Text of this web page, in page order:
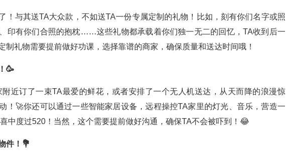
！与其送TA大众款，不如送TA一份专属定制的礼物！比如，刻有你们名字或照
印有你们合照的抱枕……这些礼物都承载着你们独一无二的回忆，TA收到后一
制礼物需要提前做好功课，选择靠谱的商家，确保质量和送达时间哦！
🥳
近订了一束TA最爱的鲜花，或者安排了一个无人机送达，从天而降的浪漫惊
！🚀你还可以通过一些智能家居设备，远程操控TA家里的灯光、音乐，营造一
中度过520！当然，这个需要提前做好沟通，确保TA不会被吓到！😂
件！💐